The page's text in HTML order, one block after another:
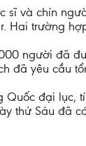
sĩ và chín
Hai trường
người đã
đã yêu cầu
Quốc đại lục,
thứ Sáu đã